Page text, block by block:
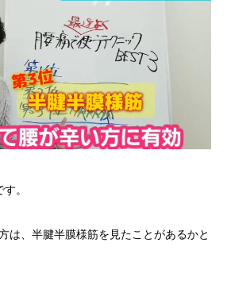
す。
は、半腱半膜様筋を見たことがあるかと